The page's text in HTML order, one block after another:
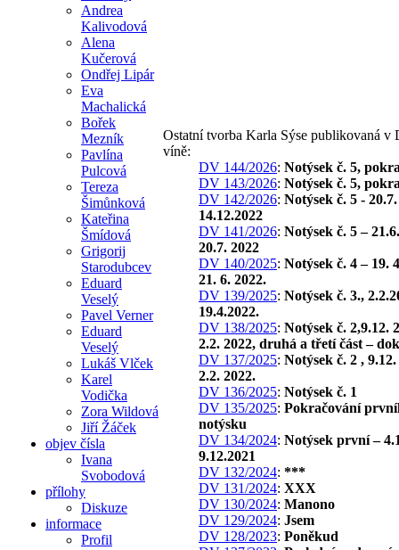
Andrea
Kalivodová
Alena
Kučerová
Ondřej Lipár
Eva
Machalická
Bořek
Mezník
Pavlína
Pulcová
Tereza
Šimůnková
Kateřina
Šmídová
Grigorij
Starodubcev
Eduard
Veselý
Pavel Verner
Eduard
Veselý
Lukáš Vlček
Karel
Vodička
Zora Wildová
Jiří Žáček
objev čísla
Ivana
Svobodová
přílohy
Diskuze
informace
Profil
Ostatní tvorba Karla Sýse publikovaná v
víně:
DV 144/2026: Notýsek č. 5,
DV 143/2026: Notýsek č. 5,
DV 142/2026: Notýsek č. 5 -
14.12.2022
DV 141/2026: Notýsek č. 5 –
20.7. 2022
DV 140/2025: Notýsek č. 4 – 19.
21. 6. 2022.
DV 139/2025: Notýsek č. 3.,
19.4.2022.
DV 138/2025: Notýsek č. 2,9.12.
2.2. 2022, druhá a třetí část –
DV 137/2025: Notýsek č. 2 , 9.12.
2.2. 2022.
DV 136/2025: Notýsek č. 1
DV 135/2025: Pokračování
notýsku
DV 134/2024: Notýsek první –
9.12.2021
DV 132/2024: ***
DV 131/2024: XXX
DV 130/2024: Manono
DV 129/2024: Jsem
DV 128/2023: Poněkud